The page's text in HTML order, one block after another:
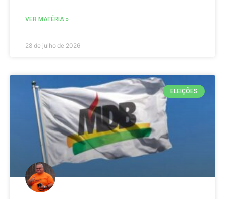
VER MATÉRIA »
28 de julho de 2026
ELEIÇÕES